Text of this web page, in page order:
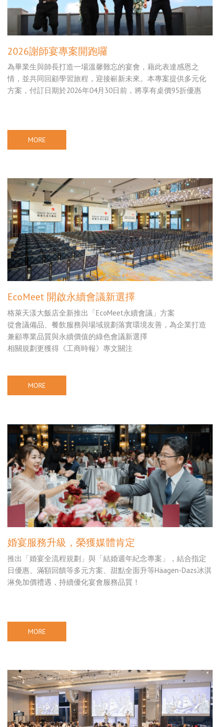
2026謝師宴專案開跑囉
為畢業生與師長打造一場溫馨難忘的宴會，藉此表達感恩之
情，並共同回顧學習旅程，迎接嶄新未來。本專案提供多元化
方案，付訂日期於2026年04月30日前，將享有桌價95折優惠
MORE
EcoMeet 開啟永續會議新選擇
格萊天漾大飯店全新推出「EcoMeet永續會議」方案
從會議備品、餐飲服務與場域規劃落實環境友善，為企業打造
兼顧專業品質與永續價值的綠色會議新選擇
相關規劃更獲得《工商時報》專文關注
MORE
婚宴服務升級，榮獲媒體肯定
推出「婚宴全流程規劃」與「結婚週年紀念專案」，結合指定
日優惠、滿額回饋等多元方案、甜點全面升等Häagen-Dazs冰淇
淋免加價禮遇，持續優化宴會服務品質！
MORE